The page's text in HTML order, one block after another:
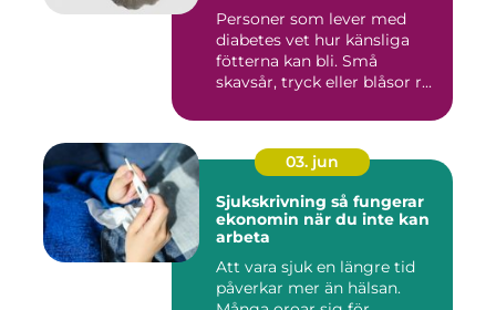
Personer som lever med
diabetes vet hur känsliga
fötterna kan bli. Små
skavsår, tryck eller blåsor r...
03. jun
Sjukskrivning så fungerar
ekonomin när du inte kan
arbeta
Att vara sjuk en längre tid
påverkar mer än hälsan.